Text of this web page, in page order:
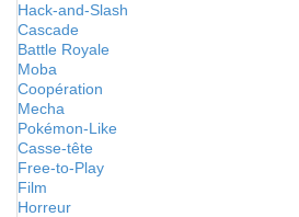
Hack-and-Slash
Cascade
Battle Royale
Moba
Coopération
Mecha
Pokémon-Like
Casse-tête
Free-to-Play
Film
Horreur